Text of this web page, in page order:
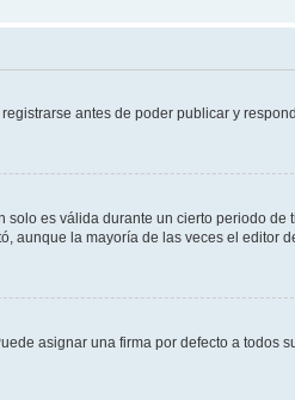
antes de poder publicar y
solo es válida durante un cierto periodo de
aunque la mayoría de las veces el editor
asignar una firma por defecto a todos